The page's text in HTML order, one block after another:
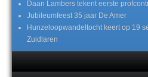
Daan Lambers tekent eerste
Jubileumfeest 35 jaar De Amer
Hunzeloopwandeltocht keert op 19
Zuidlaren